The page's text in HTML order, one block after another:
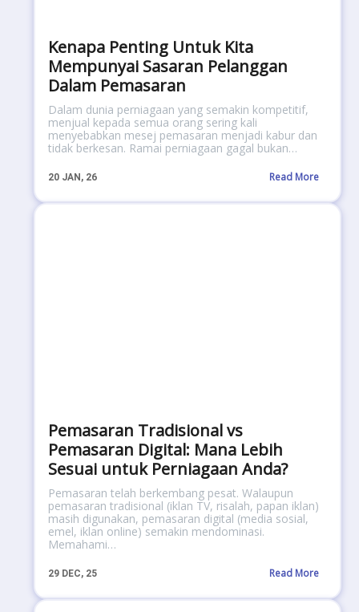
Kenapa Penting Untuk Kita
Mempunyai Sasaran Pelanggan
Dalam Pemasaran
20 JAN, 26
Dalam dunia perniagaan yang semakin kompetitif,
menjual kepada semua orang sering kali
menyebabkan mesej pemasaran menjadi kabur dan
tidak berkesan. Ramai perniagaan gagal bukan…
Read More
Pemasaran Tradisional vs
Pemasaran Digital: Mana Lebih
Sesuai untuk Perniagaan Anda?
29 DEC, 25
Pemasaran telah berkembang pesat. Walaupun
pemasaran tradisional (iklan TV, risalah, papan iklan)
masih digunakan, pemasaran digital (media sosial,
emel, iklan online) semakin mendominasi.
Memahami…
Read More